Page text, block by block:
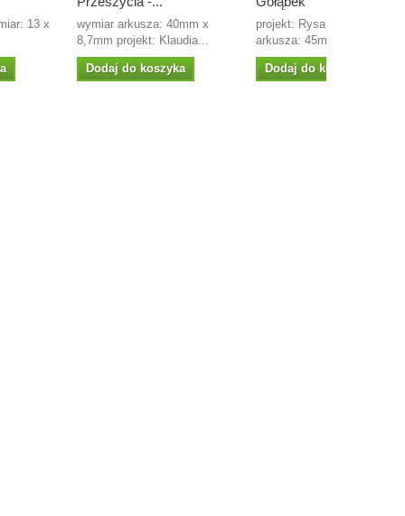
13 x
wymiar arkusza: 40mm x
8,7mm projekt: Klaudia...
Dodaj do koszyka
projekt: Rysa wymiary
arkusza: 45mm x 80mm
Dodaj do koszyka